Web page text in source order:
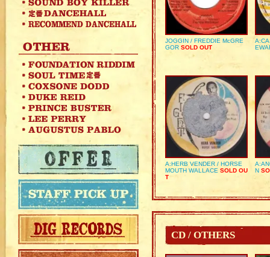
JOGGIN / FREDDIE McGRE
GOR SOLD OUT
A:HERB VENDER / HORSE
MOUTH WALLACE SOLD OU
T
N
CD / OTHERS